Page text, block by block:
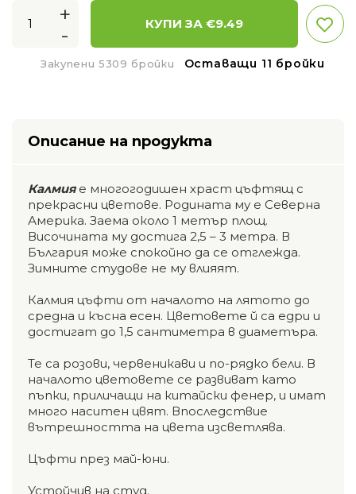
+
-
КУПИ ЗА €9.49
Закупени 5309 бройки Оставащи 11 бройки
Описание на продукта
Калмияе многогодишен храст цъфтящ с
прекрасни цветове. Родината му е Северна
Америка. Заема около 1 метър площ.
Височината му достига 2,5 – 3 метра. В
България може спокойно да се отглежда.
Зимните студове не му влияят.
Калмия цъфти от началото на лятото до
средна и късна есен. Цветовете й са едри и
достигат до 1,5 сантиметра в диаметъра.
Те са розови, червеникави и по-рядко бели. В
началото цветовете се развиват като
пъпки, приличащи на китайски фенер, и имат
много наситен цвят. Впоследствие
вътрешността на цвета изсветлява.
Цъфти през май-юни.
Устойчив на студ.